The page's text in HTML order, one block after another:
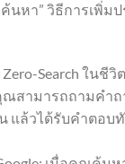
นหา” วิธีการเพิ่ม
Search ในชีวิ
ณสามารถถามคำ
แล้วได้รับคำตอบ